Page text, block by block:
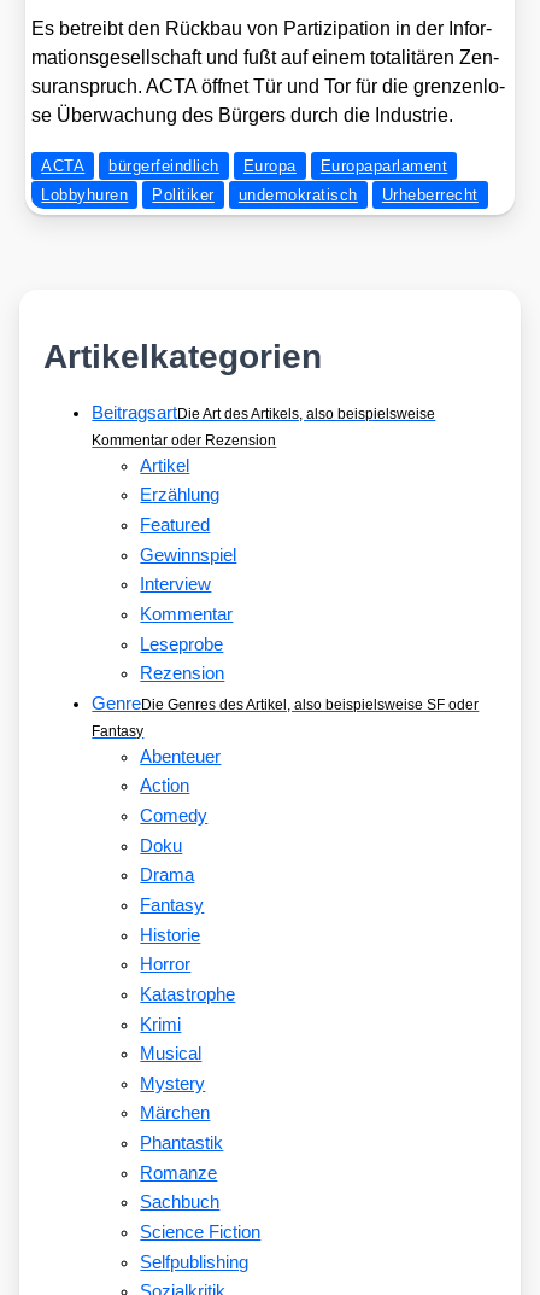
Es betreibt den Rück­bau von Par­ti­zi­pa­ti­on in der Infor­
ma­ti­ons­ge­sell­schaft und fußt auf einem tota­li­tä­ren Zen­
suran­spruch. ACTA öff­net Tür und Tor für die gren­zen­lo­
se Über­wa­chung des Bür­gers durch die Indus­trie.
ACTA bürgerfeindlich Europa
Europaparlament
Lobbyhuren
Politiker undemokratisch Urheberrecht
Artikelkategorien
BeitragsartDie Art des Artikels, also beispielsweise
Kommentar oder Rezension
Artikel
Erzählung
Featured
Gewinnspiel
Interview
Kommentar
Leseprobe
Rezension
GenreDie Genres des Artikel, also beispielsweise SF oder
Fantasy
Abenteuer
Action
Comedy
Doku
Drama
Fantasy
Historie
Horror
Katastrophe
Krimi
Musical
Mystery
Märchen
Phantastik
Romanze
Sachbuch
Science Fiction
Selfpublishing